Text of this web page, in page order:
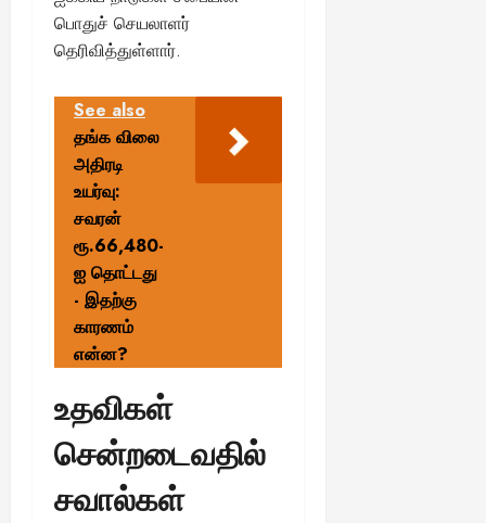
பொதுச் செயலாளர்
தெரிவித்துள்ளார்.
See also
தங்க விலை
அதிரடி
உயர்வு:
சவரன்
ரூ.66,480-
ஐ தொட்டது
- இதற்கு
காரணம்
என்ன?
உதவிகள்
சென்றடைவதில்
சவால்கள்